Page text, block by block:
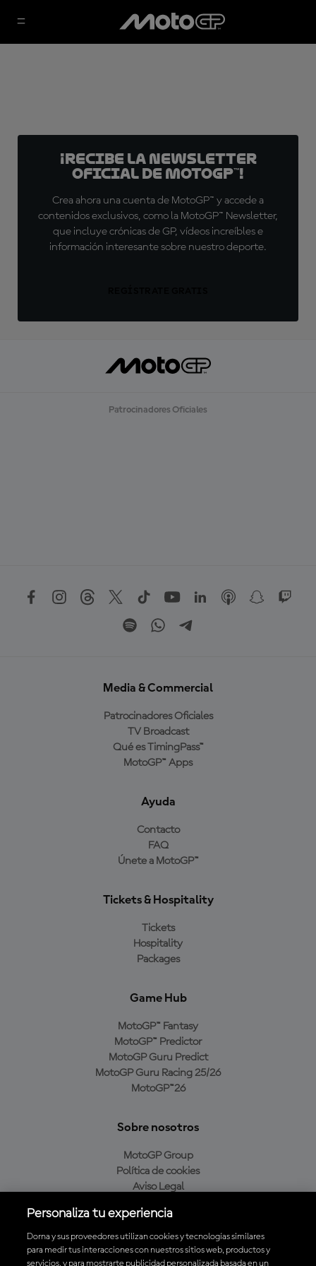
¡Recibe la Newsletter
oficial de MotoGP™!
Crea ahora una cuenta de MotoGP™ y accede a
contenidos exclusivos, como la MotoGP™ Newsletter,
que incluye crónicas de GP, vídeos increíbles e
información interesante sobre nuestro deporte.
Patrocinadores Oficiales
Media & Commercial
Patrocinadores Oficiales
TV Broadcast
Qué es TimingPass™
MotoGP™ Apps
Ayuda
Contacto
FAQ
Únete a MotoGP™
Tickets & Hospitality
Tickets
Hospitality
Packages
Game Hub
MotoGP™ Fantasy
MotoGP™ Predictor
MotoGP Guru Predict
MotoGP Guru Racing 25/26
MotoGP™26
Sobre nosotros
MotoGP Group
Política de cookies
Aviso Legal
Política de compra
Personaliza tu experiencia
Dorna y sus proveedores utilizan cookies y tecnologías similares
para medir tus interacciones con nuestros sitios web, productos y
servicios, y para mostrarte publicidad personalizada basada en un